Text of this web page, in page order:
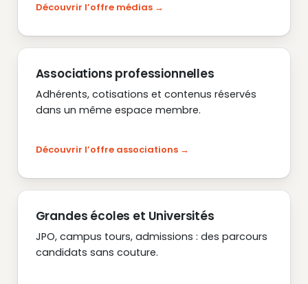
Découvrir l’offre médias
Associations professionnelles
Adhérents, cotisations et contenus réservés
dans un même espace membre.
Découvrir l’offre associations
Grandes écoles et Universités
JPO, campus tours, admissions : des parcours
candidats sans couture.